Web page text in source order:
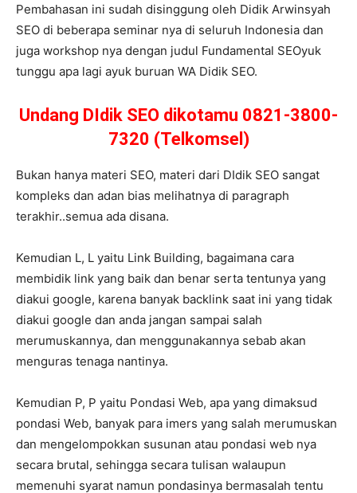
Pembahasan ini sudah disinggung oleh Didik Arwinsyah
SEO di beberapa seminar nya di seluruh Indonesia dan
juga workshop nya dengan judul Fundamental SEOyuk
tunggu apa lagi ayuk buruan WA Didik SEO.
Undang DIdik SEO dikotamu 0821-3800-
7320 (Telkomsel)
Bukan hanya materi SEO, materi dari DIdik SEO sangat
kompleks dan adan bias melihatnya di paragraph
terakhir..semua ada disana.
Kemudian L, L yaitu Link Building, bagaimana cara
membidik link yang baik dan benar serta tentunya yang
diakui google, karena banyak backlink saat ini yang tidak
diakui google dan anda jangan sampai salah
merumuskannya, dan menggunakannya sebab akan
menguras tenaga nantinya.
Kemudian P, P yaitu Pondasi Web, apa yang dimaksud
pondasi Web, banyak para imers yang salah merumuskan
dan mengelompokkan susunan atau pondasi web nya
secara brutal, sehingga secara tulisan walaupun
memenuhi syarat namun pondasinya bermasalah tentu